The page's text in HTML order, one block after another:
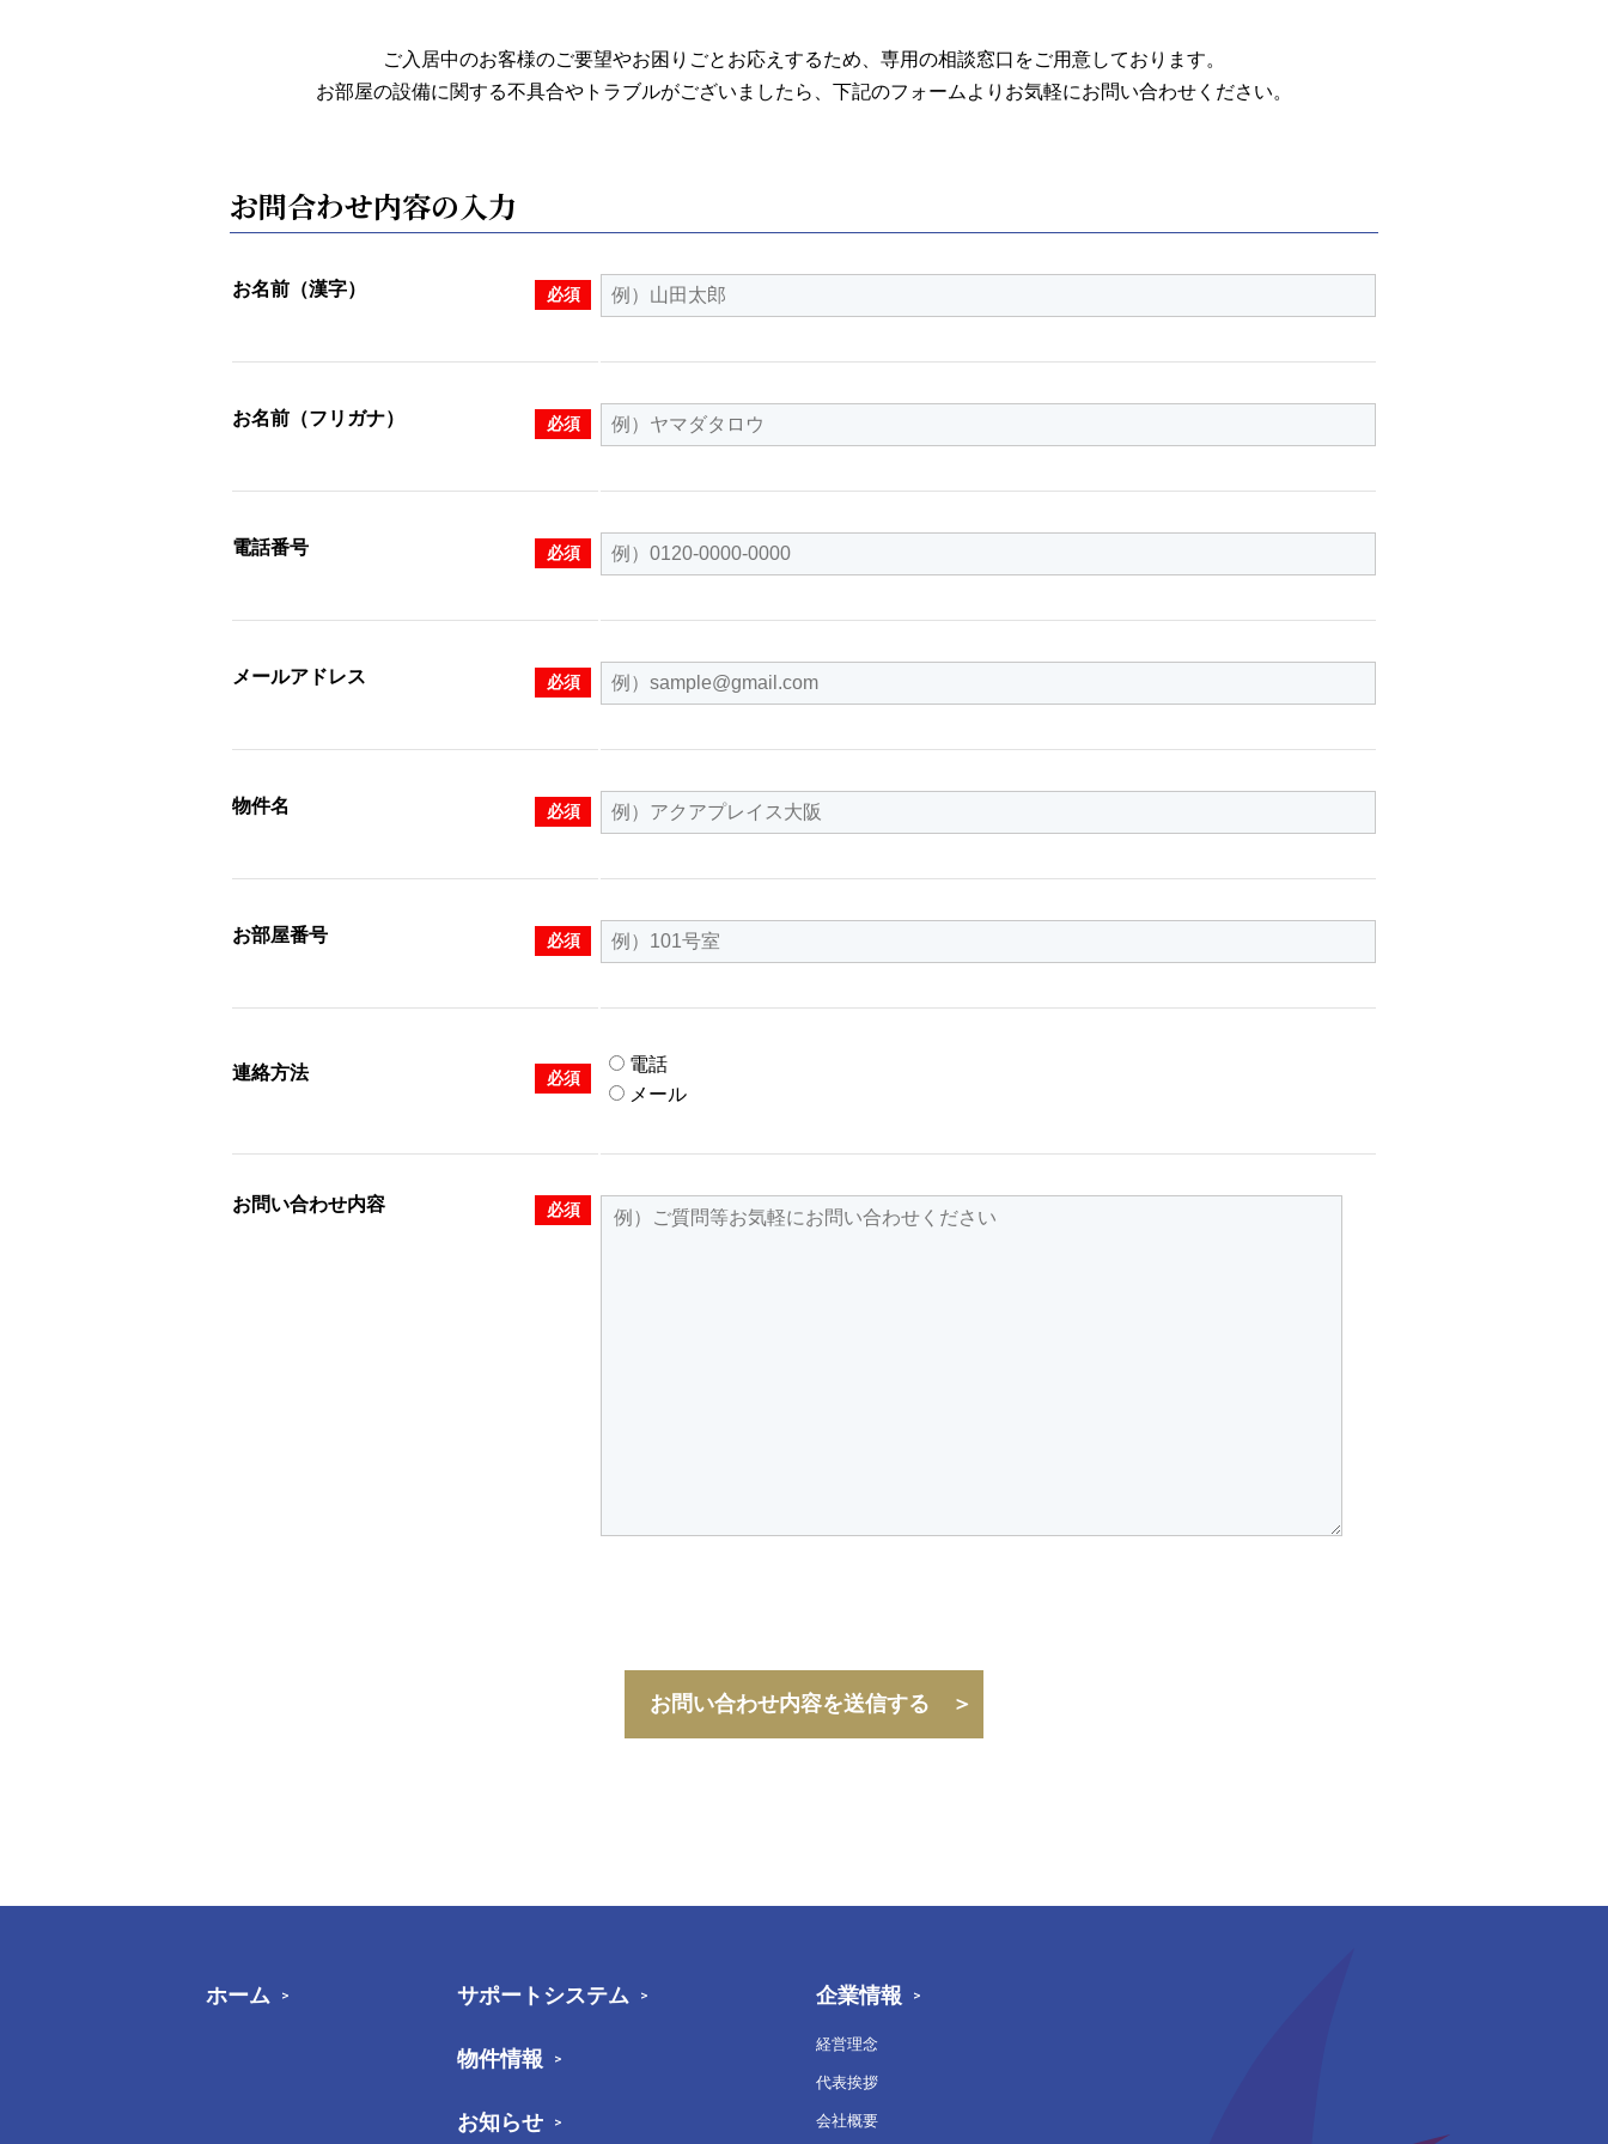
ご入居中のお客様のご要望やお困りごとお応えするため、専用の相談窓口をご用意しております。
お部屋の設備に関する不具合やトラブルがございましたら、下記のフォームよりお気軽にお問い合わせください。
お問合わせ内容の入力
お名前（漢字） 必須
お名前（フリガナ） 必須
電話番号 必須
メールアドレス 必須
物件名 必須
お部屋番号 必須
連絡方法 必須
電話
メール
お問い合わせ内容 必須
ホーム サポートシステム
物件情報
お知らせ
企業情報
経営理念
代表挨拶
会社概要